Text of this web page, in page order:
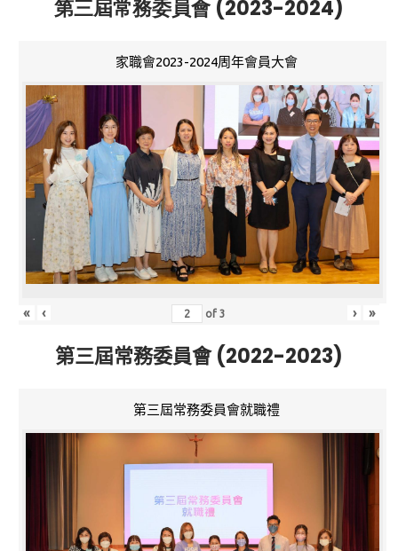
第三屆常務委員會 (2023-2024)
家職會2023-2024周年會員大會
« ‹ of3 › »
第三屆常務委員會 (2022-2023)
第三屆常務委員會就職禮